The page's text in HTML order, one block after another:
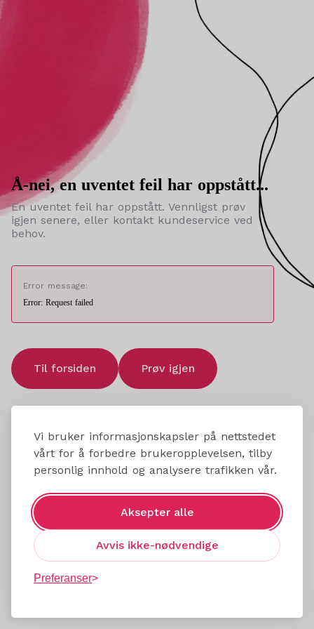
Vi bruker informasjonskapsler på nettstedet
vårt for å forbedre brukeropplevelsen, tilby
personlig innhold og analysere trafikken vår.
Aksepter alle
Avvis ikke-nødvendige
Preferanser
Å-nei, en uventet feil har oppstått...
En uventet feil har oppstått. Vennligst prøv
igjen senere, eller kontakt kundeservice ved
behov.
Error message:
Error: Request failed
Til forsiden Prøv igjen